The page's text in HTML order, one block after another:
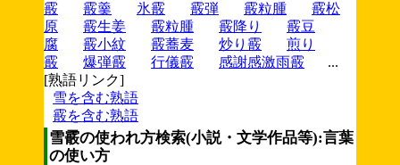
霰
霰羹 氷霰 霰弾 霰粒腫
霰松
原
霰生姜 霰粒腫 霰降り
霰豆
腐
霰小紋 霰蕎麦 炒り霰
煎り
霰
爆弾霰 行儀霰 感謝感激雨霰
...
[熟語リンク]
雪を含む熟語
霰を含む熟語
雪霰の使われ方検索(小説・文学作品等):言葉
の使い方